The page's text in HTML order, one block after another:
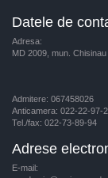
Datele de
Adresa:
MD 2009, mun.
Admitere: 067458026
Anticamera: 022-22-97-
Tel./fax: 022-73-89-94
Adrese
E-mail: